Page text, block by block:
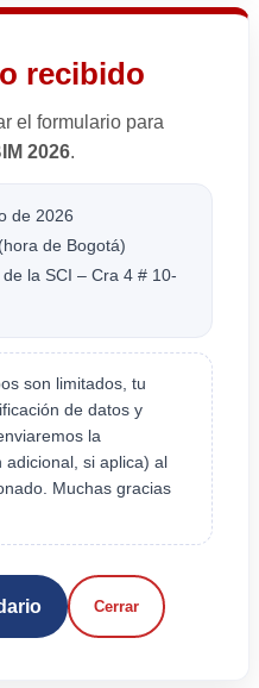
recibido
el formulario para
2026.
de 2026
de Bogotá)
la SCI – Cra 4 # 10-
son limitados, tu
de datos y
la
si aplica) al
Muchas gracias
Cerrar